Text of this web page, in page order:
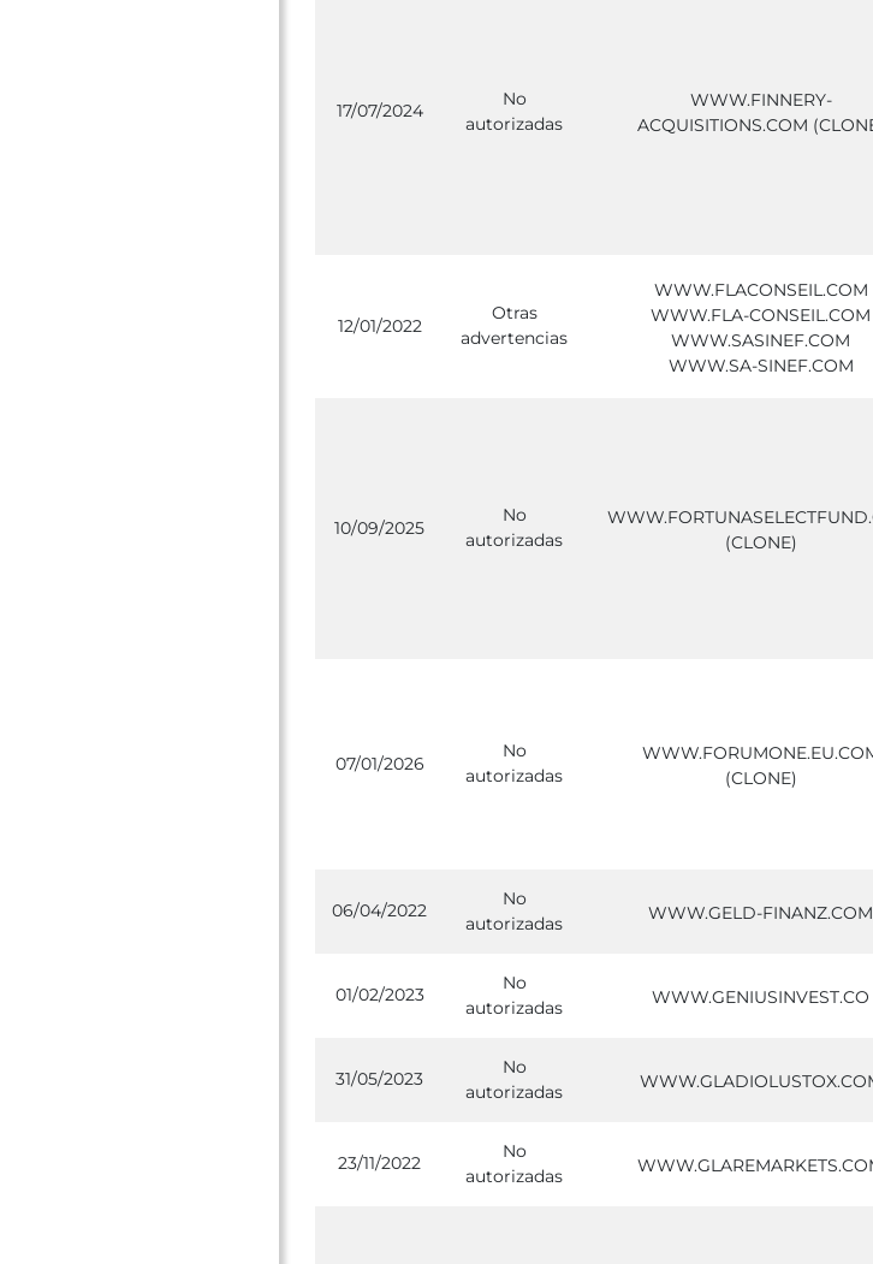
17/07/2024
No
autorizadas
WWW.FINNERY-
ACQUISITIONS.COM
12/01/2022
Otras
advertencias
WWW.FLACONSEIL.COM
WWW.FLA-CONSEIL.COM
WWW.SASINEF.COM
WWW.SA-SINEF.COM
10/09/2025
No
autorizadas
(CLONE)
07/01/2026
No
autorizadas
(CLONE)
06/04/2022
No
autorizadas
WWW.GELD-FINANZ.COM
01/02/2023
No
autorizadas
WWW.GENIUSINVEST.CO
31/05/2023
No
autorizadas
23/11/2022
No
autorizadas